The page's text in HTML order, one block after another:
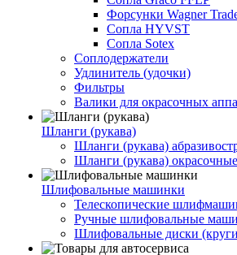
Форсунки Wagner
Сопла HYVST
Сопла Sotex
Соплодержатели
Удлинитель (удочки)
Фильтры
Валики для окрасочных
Шланги (рукава)
Шланги (рукава)
Шланги (рукава) окрасочные
Шлифовальные машинки
Телескопические
Ручные шлифовальные
Шлифовальные диски